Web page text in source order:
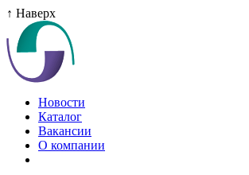
↑ Наверх
Новости
Каталог
Вакансии
О компании